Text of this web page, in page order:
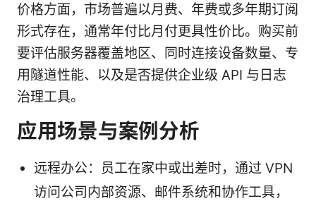
价格方面，市场普遍以月费、年费或多年期订阅
形式存在，通常年付比月付更具性价比。购买前
要评估服务器覆盖地区、同时连接设备数量、专
用隧道性能、以及是否提供企业级 API 与日志
治理工具。
应用场景与案例分析
远程办公：员工在家中或出差时，通过 VPN
访问公司内部资源、邮件系统和协作工具，